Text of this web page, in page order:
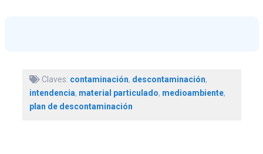
Claves: contaminación, descontaminación,
intendencia, material particulado, medioambiente,
plan de descontaminación